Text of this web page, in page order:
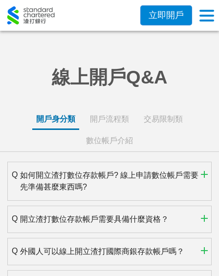
立即開戶
線上開戶Q&A
開戶身分類 開戶流程類 交易限制類
數位帳戶介紹
如何開立渣打數位存款帳戶? 線上申請數位帳戶需要
先準備甚麼東西嗎?
開立渣打數位存款帳戶需要具備什麼資格？
外國人可以線上開立渣打國際商銀存款帳戶嗎？